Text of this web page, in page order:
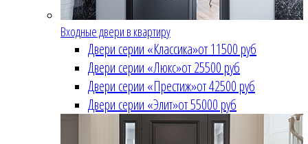
Входные двери в квартиру
Двери серии «Классика»от 11500 руб
Двери серии «Люкс»от 25500 руб
Двери серии «Престиж»от 42500 руб
Двери серии «Элит»от 55000 руб